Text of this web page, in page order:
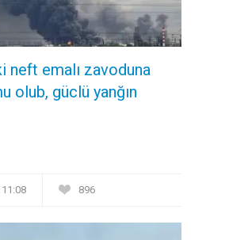
neft emalı zavoduna
olub, güclü yanğın
896